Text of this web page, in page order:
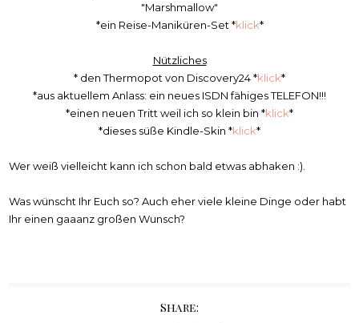
"Marshmallow"
*ein Reise-Maniküren-Set *klick*
Nützliches
* den Thermopot von Discovery24 *klick*
*aus aktuellem Anlass: ein neues ISDN fähiges TELEFON!!!
*einen neuen Tritt weil ich so klein bin *klick*
*dieses süße Kindle-Skin *klick*
Wer weiß vielleicht kann ich schon bald etwas abhaken :).
Was wünscht Ihr Euch so? Auch eher viele kleine Dinge oder habt
Ihr einen gaaanz großen Wunsch?
Share: